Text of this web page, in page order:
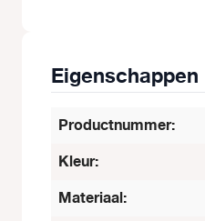
Eigenschappen
Productnummer:
Kleur:
Materiaal: